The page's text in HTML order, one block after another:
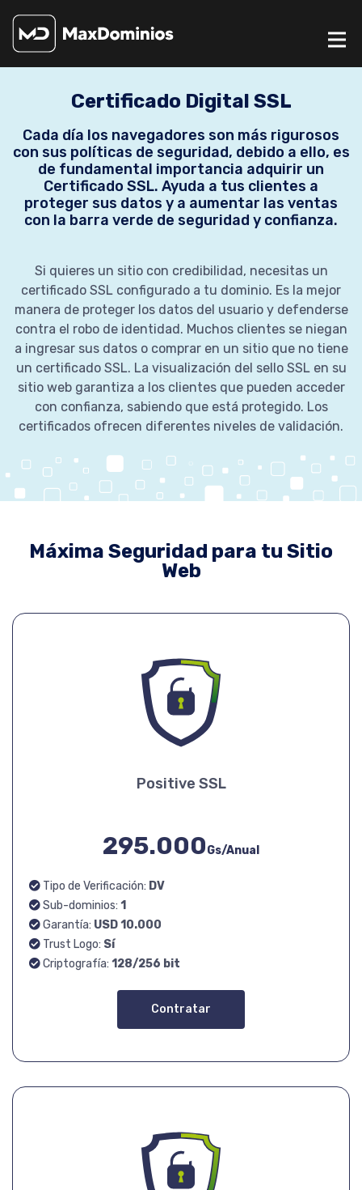
Certificado Digital SSL
Cada día los navegadores son más rigurosos
con sus políticas de seguridad, debido a ello, es
de fundamental importancia adquirir un
Certificado SSL. Ayuda a tus clientes a
proteger sus datos y a aumentar las ventas
con la barra verde de seguridad y confianza.
Si quieres un sitio con credibilidad, necesitas un
certificado SSL configurado a tu dominio. Es la mejor
manera de proteger los datos del usuario y defenderse
contra el robo de identidad. Muchos clientes se niegan
a ingresar sus datos o comprar en un sitio que no tiene
un certificado SSL. La visualización del sello SSL en su
sitio web garantiza a los clientes que pueden acceder
con confianza, sabiendo que está protegido. Los
certificados ofrecen diferentes niveles de validación.
Máxima Seguridad para tu Sitio
Web
Positive SSL
295.000Gs/Anual
Tipo de Verificación: DV
Sub-dominios: 1
Garantía: USD 10.000
Trust Logo: Sí
Criptografía: 128/256 bit
Contratar